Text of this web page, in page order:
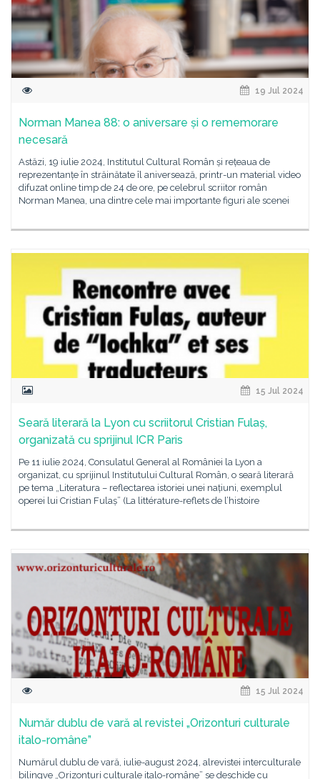
19 Jul 2024
Norman Manea 88: o aniversare și o rememorare
necesară
Astăzi, 19 iulie 2024, Institutul Cultural Român și rețeaua de
reprezentanțe în străinătate îl aniversează, printr-un material video
difuzat online timp de 24 de ore, pe celebrul scriitor român
Norman Manea, una dintre cele mai importante figuri ale scenei
15 Jul 2024
Seară literară la Lyon cu scriitorul Cristian Fulaș,
organizată cu sprijinul ICR Paris
Pe 11 iulie 2024, Consulatul General al României la Lyon a
organizat, cu sprijinul Institutului Cultural Român, o seară literară
pe tema „Literatura – reflectarea istoriei unei națiuni, exemplul
operei lui Cristian Fulaș” (La littérature-reflets de l’histoire
15 Jul 2024
Număr dublu de vară al revistei „Orizonturi culturale
italo-române”
Numărul dublu de vară, iulie-august 2024, alrevistei interculturale
bilingve „Orizonturi culturale italo-române” se deschide cu